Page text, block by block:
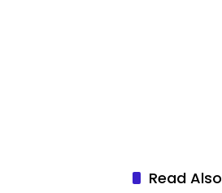
Read Also